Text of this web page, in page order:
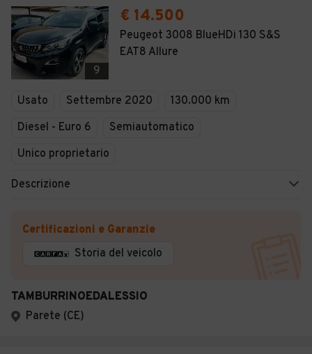
9
€ 14.500
Peugeot 3008 BlueHDi 130 S&S
EAT8 Allure
Usato Settembre 2020
130.000 km
Diesel - Euro 6
Semiautomatico
Unico proprietario
Descrizione
Certificazioni e Garanzie
Storia del veicolo
TAMBURRINOEDALESSIO
Parete (CE)